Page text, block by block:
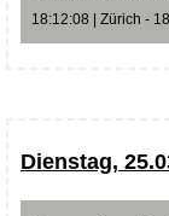
18:12:08 | Zürich -
Dienstag,